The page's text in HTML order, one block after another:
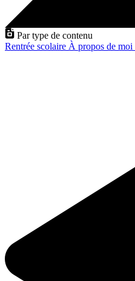
Par type de contenu
Rentrée scolaire À propos de moi